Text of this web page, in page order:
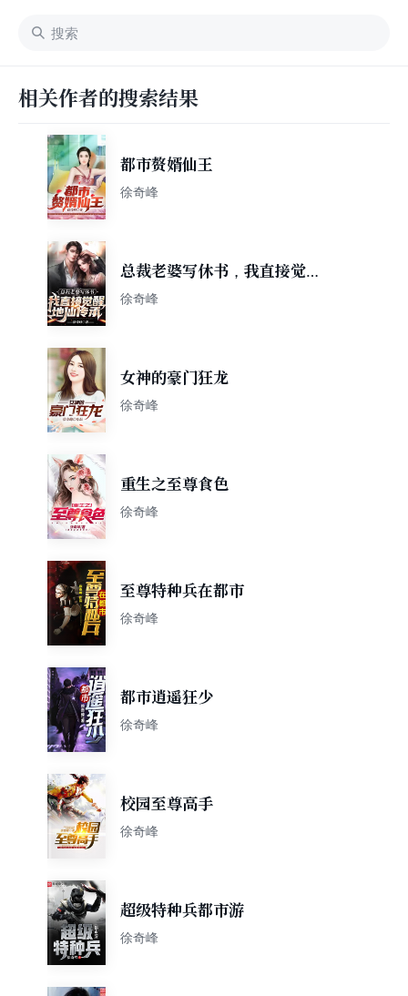
相关作者的搜索结果
都市赘婿仙王
徐奇峰
总裁老婆写休书，我直接觉醒
地仙传承
徐奇峰
女神的豪门狂龙
徐奇峰
重生之至尊食色
徐奇峰
至尊特种兵在都市
徐奇峰
都市逍遥狂少
徐奇峰
校园至尊高手
徐奇峰
超级特种兵都市游
徐奇峰